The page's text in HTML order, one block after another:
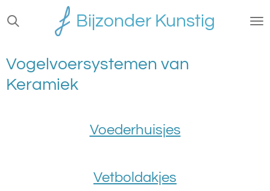
Ga
direct
de
hoofdinhoud
Bijzonder Kunstig
Vogelvoersystemen van
Keramiek
Voederhuisjes
Vetboldakjes